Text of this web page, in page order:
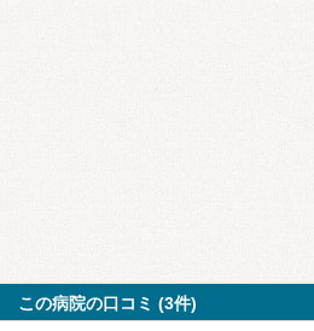
この病院の口コミ (3件)